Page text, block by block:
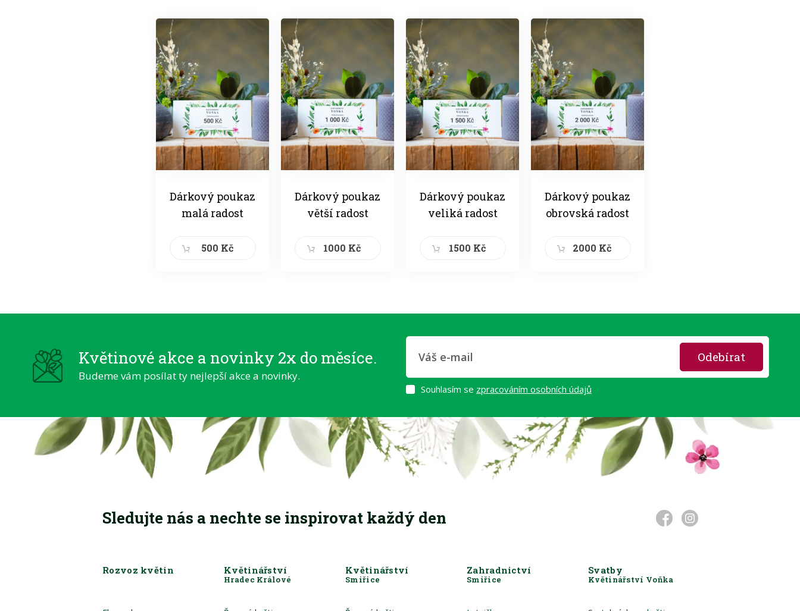
Dárkový poukaz
malá radost
500 Kč
Dárkový poukaz
větší radost
1000 Kč
Dárkový poukaz
veliká radost
1500 Kč
Dárkový poukaz
obrovská radost
2000 Kč
Květinové akce a novinky 2x do měsíce.
Budeme vám posílat ty nejlepší akce a novinky.
Odebírat
Souhlasím se zpracováním osobních údajů
Sledujte nás a nechte se inspirovat každý den
Rozvoz květin Květinářství
Hradec Králové
Květinářství
Smiřice
Zahradnictví
Smiřice
Svatby
Květinářství Voňka